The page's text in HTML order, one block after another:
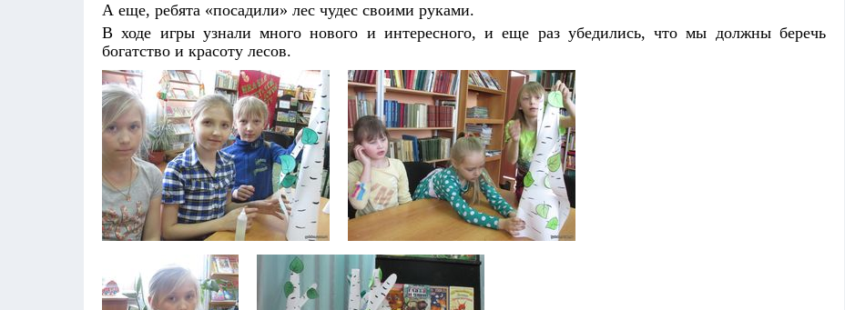
А еще, ребята «посадили» лес чудес своими руками.
В ходе игры узнали много нового и интересного, и еще раз убедились, что мы должны беречь
богатство и красоту лесов.